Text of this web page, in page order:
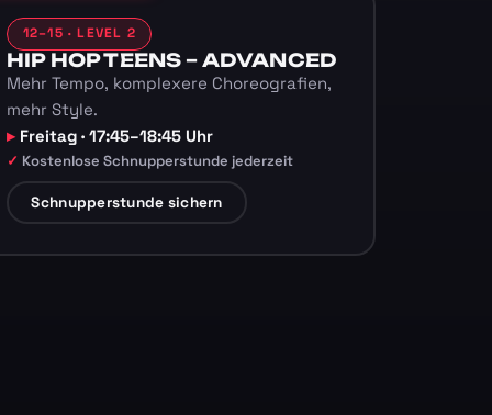
12–15 · LEVEL 2
HIP HOP TEENS – ADVANCED
Mehr Tempo, komplexere Choreografien,
mehr Style.
Freitag · 17:45–18:45 Uhr
Kostenlose Schnupperstunde jederzeit
Schnupperstunde sichern